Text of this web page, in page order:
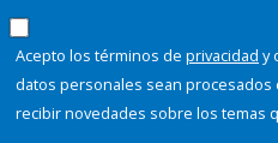
Acepto los términos de privacidad y
datos personales sean procesados
recibir novedades sobre los temas